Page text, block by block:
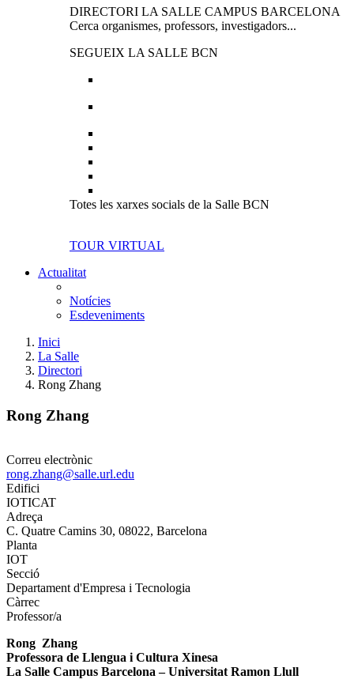
DIRECTORI LA SALLE CAMPUS BARCELONA
Cerca organismes, professors, investigadors...
SEGUEIX LA SALLE BCN
Totes les xarxes socials de la Salle BCN
TOUR VIRTUAL
Actualitat
Notícies
Esdeveniments
Inici
La Salle
Directori
Rong Zhang
Rong Zhang
Correu electrònic
rong.zhang@salle.url.edu
Edifici
IOTICAT
Adreça
C. Quatre Camins 30, 08022, Barcelona
Planta
IOT
Secció
Departament d'Empresa i Tecnologia
Càrrec
Professor/a
Rong Zhang
Professora de Llengua i Cultura Xinesa
La Salle Campus Barcelona – Universitat Ramon Llull